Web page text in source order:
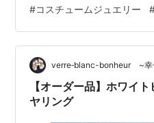
る作品を形に残したかった
するのに撮影していただき
う少しで完成します。依頼
ってくださっていて、出来
みにしています。また、完
して、そのブラ…
#コスチュームジュエリー
verre‐blanc-bonheur ~幸
【オーダー品】ホワイ
ヤリング